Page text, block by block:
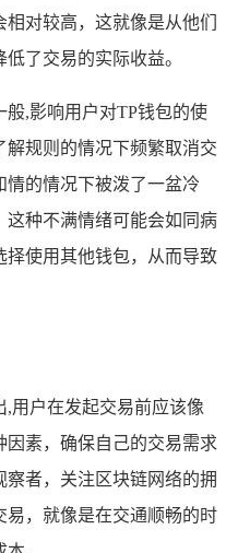
对较高，这就像是从他们
了交易的实际收益。
,影响用户对TP钱包的使
规则的情况下频繁取消交
的情况下被泼了一盆冷
这种不满情绪可能会如同病
使用其他钱包，从而导致
用户在发起交易前应该像
素，确保自己的交易需求
者，关注区块链网络的拥
，就像是在交通顺畅的时